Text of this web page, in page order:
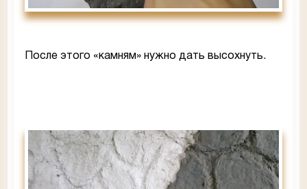
После этого «камням» нужно дать высохнуть.